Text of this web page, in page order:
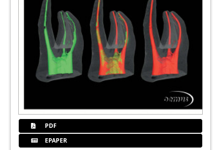
PDF
EPAPER